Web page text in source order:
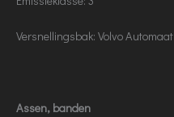
Versnellingsbak: Volvo Automaat
Assen, banden